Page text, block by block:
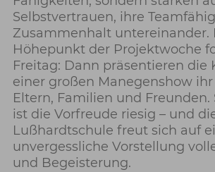
Selbstvertrauen, ihre
Zusammenhalt untereinander.
Höhepunkt der Projektwoche
Freitag: Dann präsentieren die
einer großen Manegenshow
Eltern, Familien und Freunden.
ist die Vorfreude riesig – und
Lußhardtschule freut sich auf
unvergessliche Vorstellung
und Begeisterung.